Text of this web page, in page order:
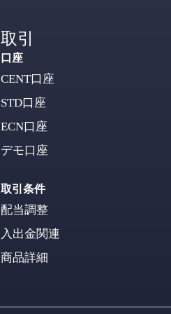
取引
口座
CENT口座
STD口座
ECN口座
デモ口座
取引条件
配当調整
入出金関連
商品詳細